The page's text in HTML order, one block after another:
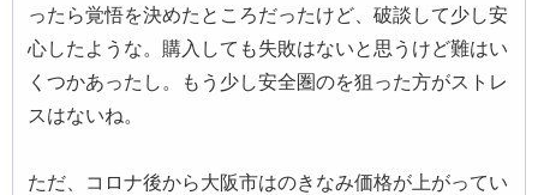
ったら覚悟を決めたところだったけど、破談して少し安
心したような。購入しても失敗はないと思うけど難はい
くつかあったし。もう少し安全圏のを狙った方がストレ
スはないね。
ただ、コロナ後から大阪市はのきなみ価格が上がってい